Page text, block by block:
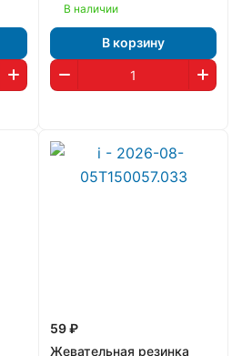
В наличии
В корзину
59 ₽
Жевательная резинка